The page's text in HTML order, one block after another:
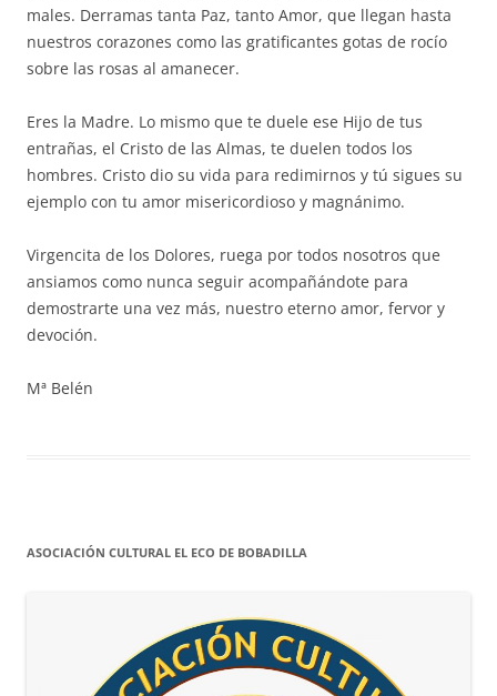
males. Derramas tanta Paz, tanto Amor, que llegan hasta
nuestros corazones como las gratificantes gotas de rocío
sobre las rosas al amanecer.
Eres la Madre. Lo mismo que te duele ese Hijo de tus
entrañas, el Cristo de las Almas, te duelen todos los
hombres. Cristo dio su vida para redimirnos y tú sigues su
ejemplo con tu amor misericordioso y magnánimo.
Virgencita de los Dolores, ruega por todos nosotros que
ansiamos como nunca seguir acompañándote para
demostrarte una vez más, nuestro eterno amor, fervor y
devoción.
Mª Belén
ASOCIACIÓN CULTURAL EL ECO DE BOBADILLA